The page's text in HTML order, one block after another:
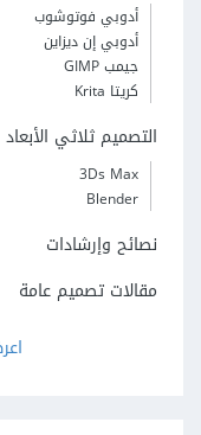
أدوبي فوتوشوب
أدوبي إن ديزاين
جيمب GIMP
كريتا Krita
التصميم ثلاثي الأبعاد
3Ds Max
Blender
نصائح وإرشادات
مقالات تصميم عامة